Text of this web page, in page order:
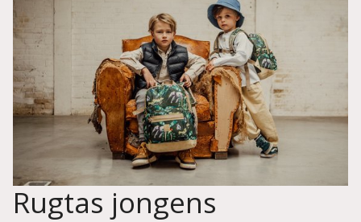
Rugtas jongens